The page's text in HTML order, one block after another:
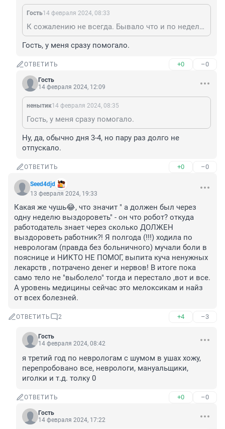
Гость14 февраля 2024, 08:33
К сожалению не всегда. Бывало что и по неделе - две не отпускало.
Гость, у меня сразу помогало.
ОТВЕТИТЬ +0 –0
Гость
14 февраля 2024, 12:09
ненытик14 февраля 2024, 08:35
Гость, у меня сразу помогало.
Ну, да, обычно дня 3-4, но пару раз долго не
отпускало.
ОТВЕТИТЬ +0 –0
Seed4djd
13 февраля 2024, 19:33
Какая же чушь😂, что значит " а должен был через
одну неделю выздороветь" - он что робот? откуда
работодатель знает через сколько ДОЛЖЕН
выздороветь работник?! Я полгода (!!!) ходила по
неврологам (правда без больничного) мучали боли в
пояснице и НИКТО НЕ ПОМОГ, выпита куча ненужных
лекарств , потрачено денег и нервов! В итоге пока
само тело не "выболело" тогда и перестало ,вот и все.
А уровень медицины сейчас это мелоксикам и найз
от всех болезней.
ОТВЕТИТЬ 2 +4 –3
Гость
14 февраля 2024, 08:42
я третий год по неврологам с шумом в ушах хожу,
перепробовано все, неврологи, мануальщики,
иголки и т.д. толку 0
ОТВЕТИТЬ +0 –0
Гость
14 февраля 2024, 17:22